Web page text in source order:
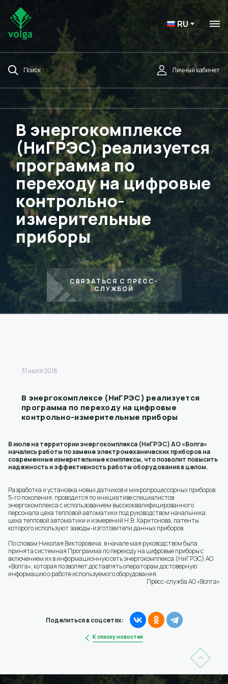
RU
Поиск Личный кабинет
В энергокомплексе
(НиГРЭС) реализуется
программа по
переходу на цифровые
контрольно-
измерительные
приборы
СВЯЗАТЬСЯ С ПРЕСС-
СЛУЖБОЙ
31 июля 2018
В энергокомплексе (НиГРЭС) реализуется
программа по переходу на цифровые
контрольно-измерительные приборы
В июле на территории энергокомплекса (НиГРЭС) АО «Волга»
начались работы по замене электромеханических приборов на
современные измерительные комплексы, что позволит повысить
надежность и эффективность работы оборудования в целом.
Разработка и установка новых датчиков и микропроцессорных приборов
5-го поколения, проводится по инициативе специалистов
энергокомплекса с использованием высококвалифицированного
персонала цеха тепловой автоматики под руководством начальника
цеха тепловой автоматики и измерений Н.В. Харитонова, патенты
которого используют заводы-изготовители данных приборов.
По словам Николая Викторовича, в начале мая руководством была
принята системная Программа по переходу на цифровые приборы с
включением их в информационную сеть энергокомплекса (НиГРЭС) АО
«Волга», которая позволяет доставлять операторам достоверную
информацию о работе используемого оборудования.
Пресс-служба АО «Волга»
К списку новостей
Поделиться в соцсетях: